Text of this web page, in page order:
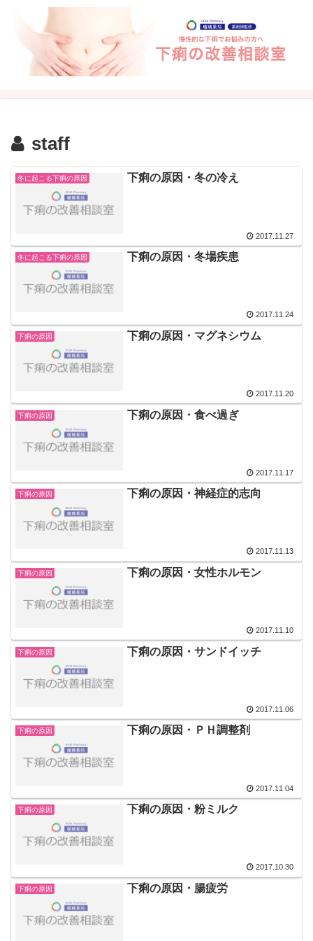
staff
冬に起こる下痢の原因 下痢の原因・冬の冷え
2017.11.27
冬に起こる下痢の原因 下痢の原因・冬場疾患
2017.11.24
下痢の原因 下痢の原因・マグネシウム
2017.11.20
下痢の原因 下痢の原因・食べ過ぎ
2017.11.17
下痢の原因 下痢の原因・神経症的志向
2017.11.13
下痢の原因 下痢の原因・女性ホルモン
2017.11.10
下痢の原因 下痢の原因・サンドイッチ
2017.11.06
下痢の原因 下痢の原因・ＰＨ調整剤
2017.11.04
下痢の原因 下痢の原因・粉ミルク
2017.10.30
下痢の原因 下痢の原因・腸疲労